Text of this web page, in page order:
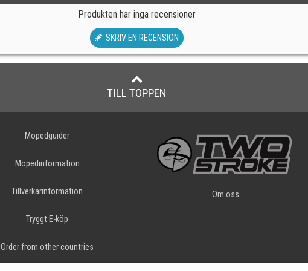
Produkten har inga recensioner
SKRIV EN RECENSION
TILL TOPPEN
Mopedguider
Mopedinformation
Tillverkarinformation
Tryggt E-köp
Order from other countries
Om oss